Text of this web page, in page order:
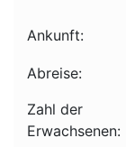
Ankunft:
Abreise:
Zahl der
Erwachsenen: